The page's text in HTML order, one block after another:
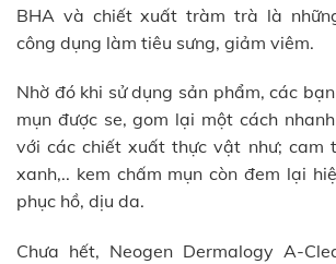
BHA và chiết xuất tràm trà là
công dụng làm tiêu sưng, giảm viêm.
Nhờ đó khi sử dụng sản phẩm, các
mụn được se, gom lại một cách
với các chiết xuất thực vật như; cam
xanh,.. kem chấm mụn còn đem lại
phục hồ, dịu da.
Chưa hết, Neogen Dermalogy A-